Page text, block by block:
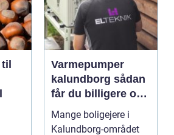
Varmepumper
kalundborg sådan
får du billigere og
mere bæredygtig
varme
Mange boligejere i
Kalundborg-området